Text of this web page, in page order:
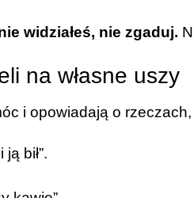
widziałeś, nie zgaduj.
na własne uszy
i opowiadają o
bił”.